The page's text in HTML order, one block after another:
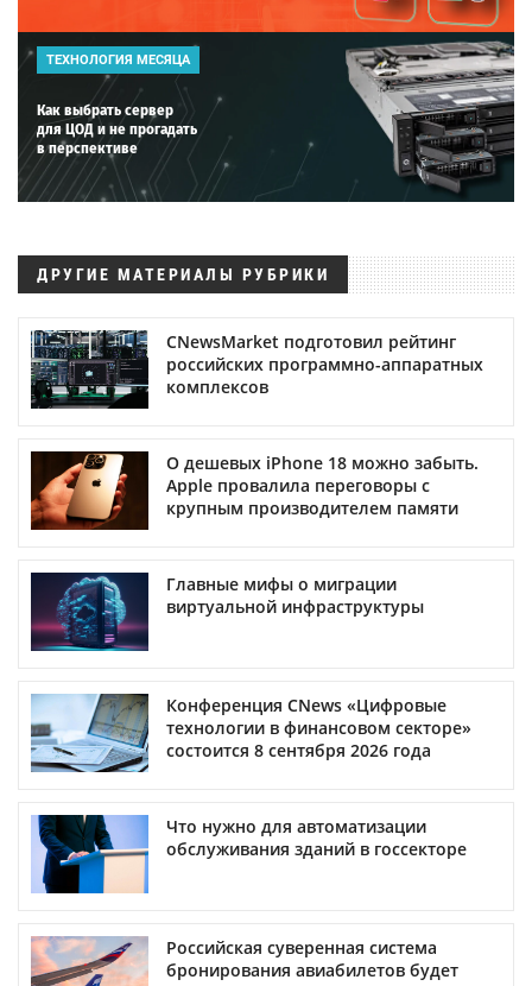
ТЕХНОЛОГИЯ МЕСЯЦА
Как выбрать сервер
для ЦОД и не прогадать
в перспективе
ДРУГИЕ МАТЕРИАЛЫ РУБРИКИ
CNewsMarket подготовил рейтинг
российских программно-аппаратных
комплексов
О дешевых iPhone 18 можно забыть.
Apple провалила переговоры с
крупным производителем памяти
Главные мифы о миграции
виртуальной инфраструктуры
Конференция CNews «Цифровые
технологии в финансовом секторе»
состоится 8 сентября 2026 года
Что нужно для автоматизации
обслуживания зданий в госсекторе
Российская суверенная система
бронирования авиабилетов будет